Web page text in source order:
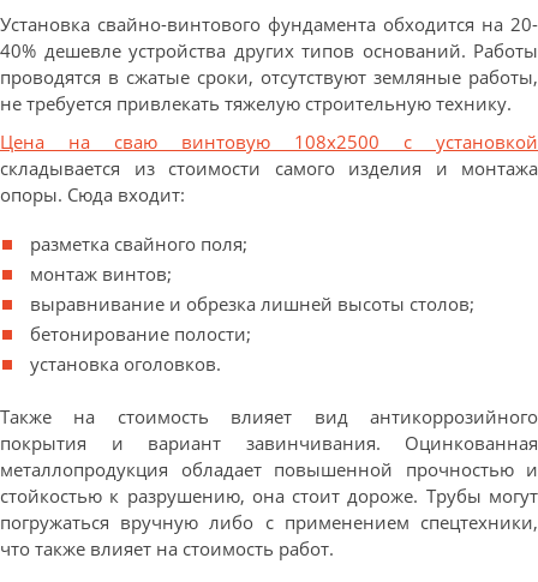
Установка свайно-винтового фундамента обходится на 20-
40% дешевле устройства других типов оснований. Работы
проводятся в сжатые сроки, отсутствуют земляные работы,
не требуется привлекать тяжелую строительную технику.
Цена на сваю винтовую 108х2500 с установкой
складывается из стоимости самого изделия и монтажа
опоры. Сюда входит:
разметка свайного поля;
монтаж винтов;
выравнивание и обрезка лишней высоты столов;
бетонирование полости;
установка оголовков.
Также на стоимость влияет вид антикоррозийного
покрытия и вариант завинчивания. Оцинкованная
металлопродукция обладает повышенной прочностью и
стойкостью к разрушению, она стоит дороже. Трубы могут
погружаться вручную либо с применением спецтехники,
что также влияет на стоимость работ.